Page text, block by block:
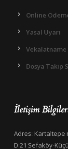
Online
Yasal Uyarı
Dosya Takip
İletişim
Adres: Kartaltepe
D:21 Sefaköy-